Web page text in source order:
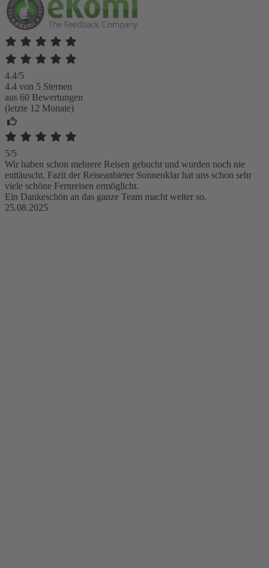
4.4/5
4.4 von 5 Sternen
aus 60 Bewertungen
(letzte 12 Monate)
5/5
Wir haben schon mehrere Reisen gebucht und wurden noch nie
enttäuscht. Fazit der Reiseanbieter Sonnenklar hat uns schon sehr
viele schöne Fernreisen ermöglicht.
Ein Dankeschön an das ganze Team macht weiter so.
25.08.2025